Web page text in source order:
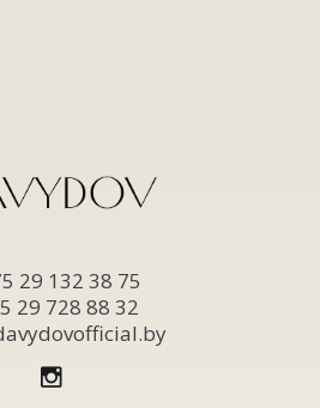
29 132 38 75
29 728 88 32